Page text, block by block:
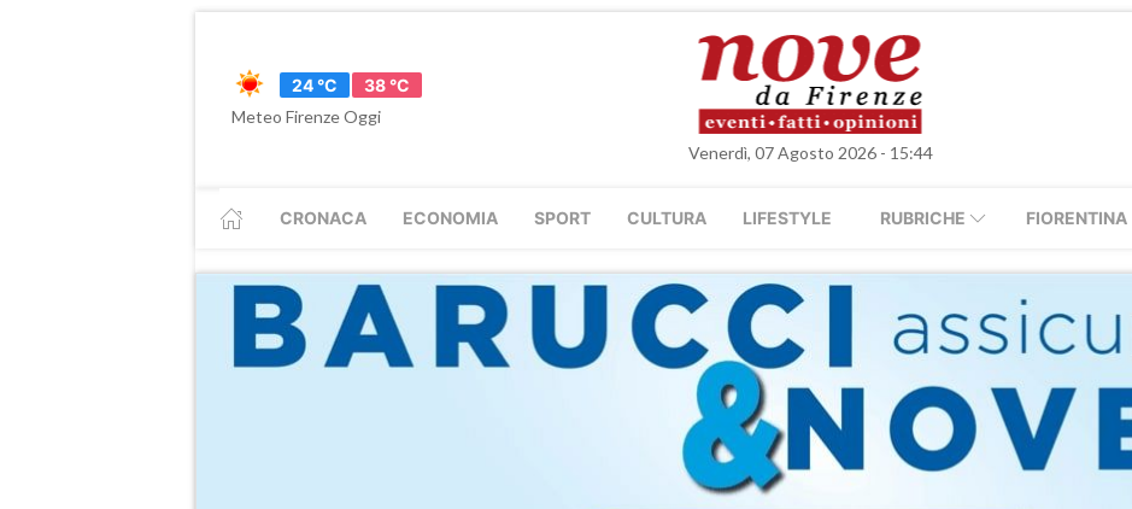
24 °C
38 °C
Meteo Firenze Oggi
Venerdì, 07 Agosto 2026 - 15:44
CRONACA ECONOMIA SPORT CULTURA LIFESTYLE RUBRICHE FIORENTINA